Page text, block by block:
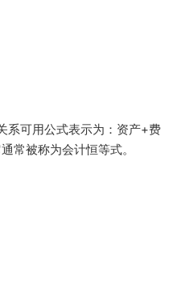
系可用公式表示为：资产+费
常被称为会计恒等式。